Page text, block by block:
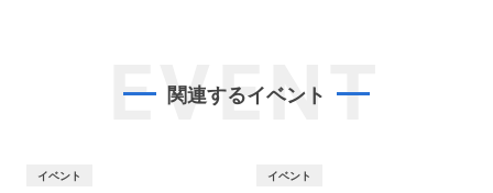
EVENT
関連するイベント
イベント イベント